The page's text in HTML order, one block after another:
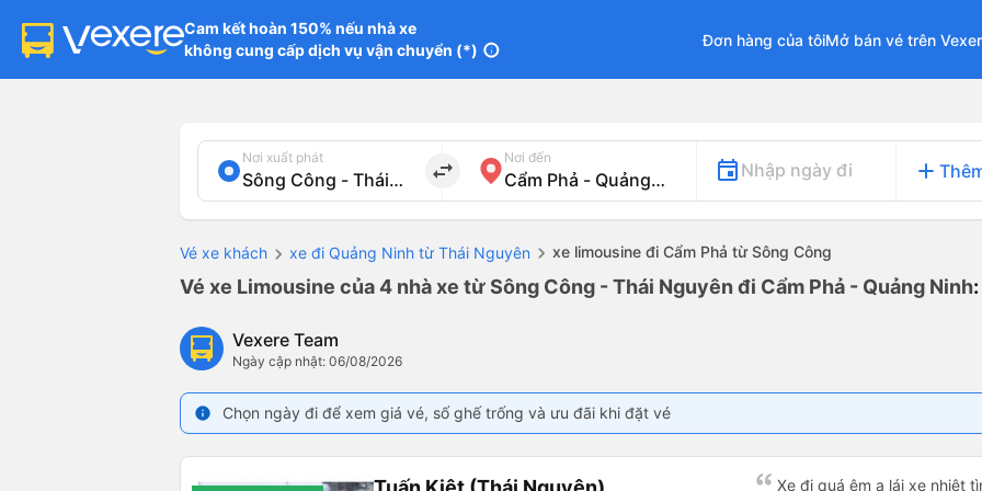
Cam kết hoàn 150% nếu nhà xe
không cung cấp dịch vụ vận chuyển (*) info
Đơn hàng của tôiMở bán vé trên
Nơi xuất phát
import_export
Nơi đến
Nhập ngày đi add
Vé xe khách xe đi Quảng Ninh từ Thái Nguyên xe limousine đi Cẩm Phả từ Sông Công
Vé xe Limousine của 4 nhà xe từ Sông Công - Thái Nguyên đi Cẩm Phả - Quảng Ninh
Vexere Team
Ngày cập nhật: 06/08/2026
info Chọn ngày đi để xem giá vé, số ghế trống và ưu đãi khi đặt vé
Xe đi quá êm ạ lái xe nhiệt